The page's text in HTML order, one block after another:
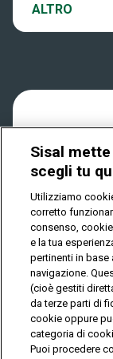
Play Your
Dove si gioca
Quanto si
Come
ALTRO
Notifiche
Privacy
IL GIOCO
©
Privacy
Sisal
scegli tu
Utilizziamo
corretto
consenso,
e la tua
pertinenti in base
navigazione.
(cioè gestiti
da terze parti di
cookie oppure
categoria di
Puoi procedere